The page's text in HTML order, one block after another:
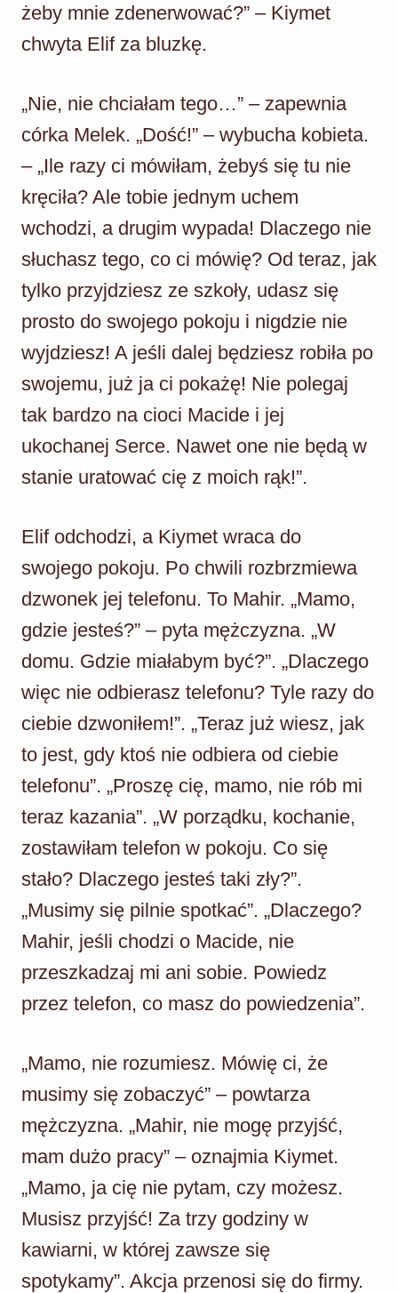
żeby mnie zdenerwować?” – Kiymet
chwyta Elif za bluzkę.
„Nie, nie chciałam tego…” – zapewnia
córka Melek. „Dość!” – wybucha kobieta.
– „Ile razy ci mówiłam, żebyś się tu nie
kręciła? Ale tobie jednym uchem
wchodzi, a drugim wypada! Dlaczego nie
słuchasz tego, co ci mówię? Od teraz, jak
tylko przyjdziesz ze szkoły, udasz się
prosto do swojego pokoju i nigdzie nie
wyjdziesz! A jeśli dalej będziesz robiła po
swojemu, już ja ci pokażę! Nie polegaj
tak bardzo na cioci Macide i jej
ukochanej Serce. Nawet one nie będą w
stanie uratować cię z moich rąk!”.
Elif odchodzi, a Kiymet wraca do
swojego pokoju. Po chwili rozbrzmiewa
dzwonek jej telefonu. To Mahir. „Mamo,
gdzie jesteś?” – pyta mężczyzna. „W
domu. Gdzie miałabym być?”. „Dlaczego
więc nie odbierasz telefonu? Tyle razy do
ciebie dzwoniłem!”. „Teraz już wiesz, jak
to jest, gdy ktoś nie odbiera od ciebie
telefonu”. „Proszę cię, mamo, nie rób mi
teraz kazania”. „W porządku, kochanie,
zostawiłam telefon w pokoju. Co się
stało? Dlaczego jesteś taki zły?”.
„Musimy się pilnie spotkać”. „Dlaczego?
Mahir, jeśli chodzi o Macide, nie
przeszkadzaj mi ani sobie. Powiedz
przez telefon, co masz do powiedzenia”.
„Mamo, nie rozumiesz. Mówię ci, że
musimy się zobaczyć” – powtarza
mężczyzna. „Mahir, nie mogę przyjść,
mam dużo pracy” – oznajmia Kiymet.
„Mamo, ja cię nie pytam, czy możesz.
Musisz przyjść! Za trzy godziny w
kawiarni, w której zawsze się
spotykamy”. Akcja przenosi się do firmy.